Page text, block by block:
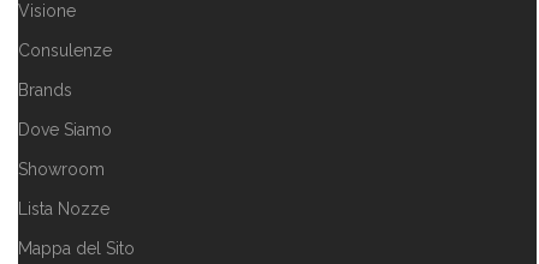
Visione
Consulenze
Brands
Dove Siamo
Showroom
Lista Nozze
Mappa del Sito